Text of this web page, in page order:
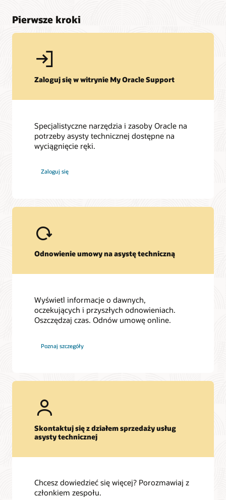
Pierwsze kroki
Zaloguj się w witrynie My Oracle Support
Specjalistyczne narzędzia i zasoby Oracle na
potrzeby asysty technicznej dostępne na
wyciągnięcie ręki.
Zaloguj się
Odnowienie umowy na asystę techniczną
Wyświetl informacje o dawnych,
oczekujących i przyszłych odnowieniach.
Oszczędzaj czas. Odnów umowę online.
Poznaj szczegóły
Skontaktuj się z działem sprzedaży usług
asysty technicznej
Chcesz dowiedzieć się więcej? Porozmawiaj z
członkiem zespołu.